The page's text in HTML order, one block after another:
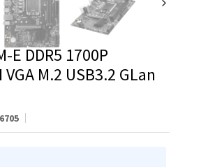
E DDR5 1700P
M.2 USB3.2 GLan